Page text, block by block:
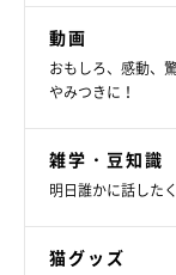
動画
おもしろ、感動、
やみつきに！
雑学・豆知識
明日誰かに話した
猫グッズ